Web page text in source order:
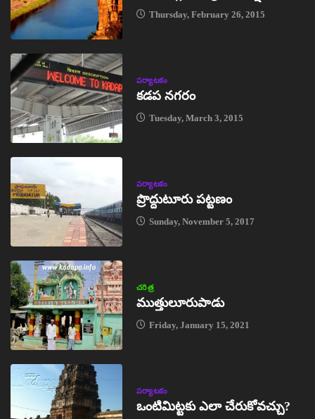
Thursday, February 26, 2015
పర్యాటకం
కడప నగరం
Tuesday, March 3, 2015
పర్యాటకం
ప్రొద్దుటూరు పట్టణం
Sunday, November 5, 2017
చరిత్ర
ముత్తులూరుపాడు
Friday, January 15, 2021
పర్యాటకం
ఒంటిమిట్టకు ఎలా చేరుకోవచ్చు?